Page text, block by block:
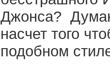
Джонса?
насчет того
подобном